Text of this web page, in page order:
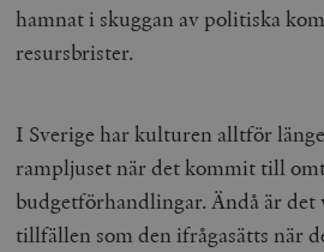
hamnat i skuggan av politiska
resursbrister.
I Sverige har kulturen alltför
rampljuset när det kommit till
budgetförhandlingar. Ändå är det
tillfällen som den ifrågasätts när